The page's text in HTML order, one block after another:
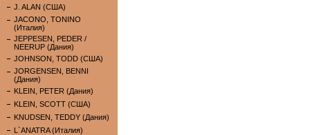
J. ALAN (США)
JACONO, TONINO
(Италия)
JEPPESEN, PEDER /
NEERUP (Дания)
JOHNSON, TODD (США)
JORGENSEN, BENNI
(Дания)
KLEIN, PETER (Дания)
KLEIN, SCOTT (США)
KNUDSEN, TEDDY (Дания)
L`ANATRA (Италия)